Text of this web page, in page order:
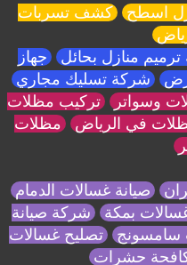
اسطح كشف تسربات
منازل بحائل جهاز
شركة تسليك مجاري
وسواتر تركيب مظلات
في الرياض مظلات
صيانة غسالات الدمام
بمكة شركة صيانة
سامسونج تصليح غسالات
حشرات